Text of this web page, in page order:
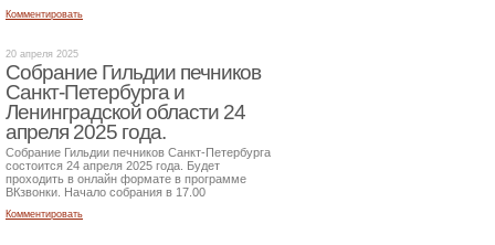
Комментировать
20 апреля 2025
Собрание Гильдии печников
Санкт-Петербурга и
Ленинградской области 24
апреля 2025 года.
Собрание Гильдии печников Санкт-Петербурга
состоится 24 апреля 2025 года. Будет
проходить в онлайн формате в программе
ВКзвонки. Начало собрания в 17.00
Комментировать